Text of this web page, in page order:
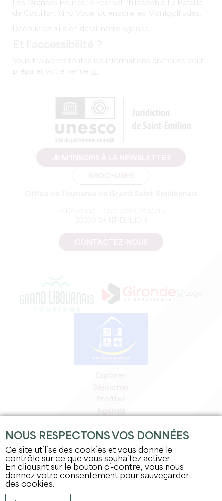
Les Grandes Heures, le Festival Philosophia, La Bataille
de Castillon, Vino Voce, ou encore les Montgolfiades.
Découvrez plus en détail notre
Vous trouverez toutes les informations pratiques pour
préparer votre venue
Agenda
Espace adhérents
Espace presse
Emplois & stages
Mentions légales
NOUS RESPECTONS VOS DONNÉES
Ce site utilise des cookies et vous donne le
contrôle sur ce que vous souhaitez activer
En cliquant sur le bouton ci-contre, vous nous
donnez votre consentement pour sauvegarder
des cookies.